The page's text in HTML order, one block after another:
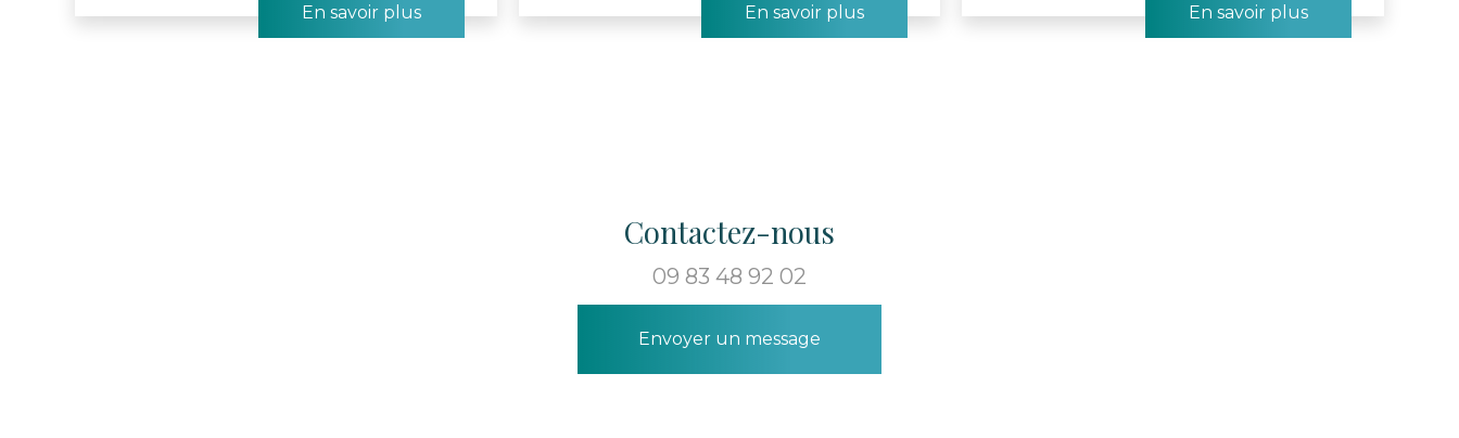
En savoir plus En savoir plus En savoir plus
Contactez-nous
09 83 48 92 02
Envoyer un message